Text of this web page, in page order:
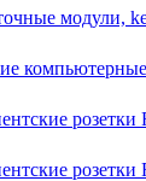
модули,
розетки
розетки